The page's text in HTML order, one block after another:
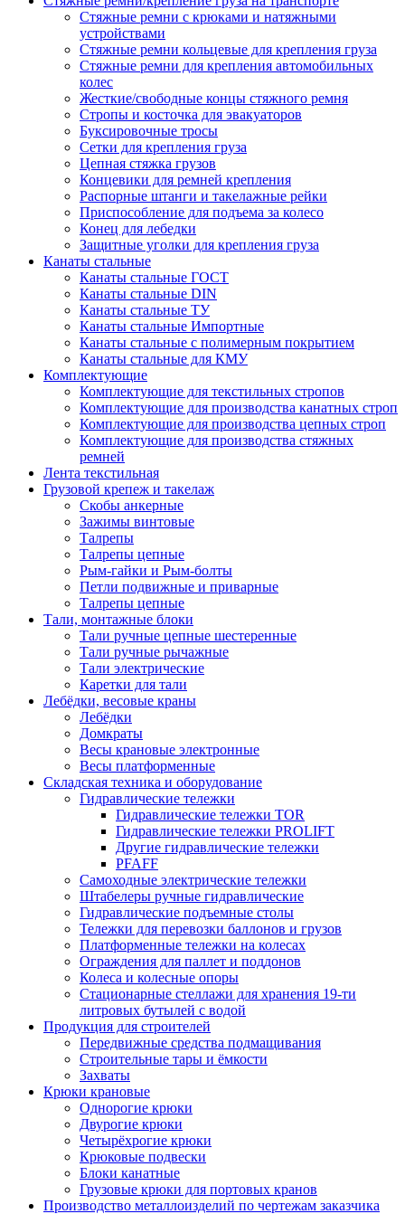
Стяжные ремни с крюками и натяжными
устройствами
Стяжные ремни кольцевые для крепления груза
Стяжные ремни для крепления автомобильных
колес
Жесткие/свободные концы стяжного ремня
Стропы и косточка для эвакуаторов
Буксировочные тросы
Сетки для крепления груза
Цепная стяжка грузов
Концевики для ремней крепления
Распорные штанги и такелажные рейки
Приспособление для подъема за колесо
Конец для лебедки
Защитные уголки для крепления груза
Канаты стальные
Канаты стальные ГОСТ
Канаты стальные DIN
Канаты стальные ТУ
Канаты стальные Импортные
Канаты стальные с полимерным покрытием
Канаты стальные для КМУ
Комплектующие
Комплектующие для текстильных стропов
Комплектующие для производства канатных строп
Комплектующие для производства цепных строп
Комплектующие для производства стяжных
ремней
Лента текстильная
Грузовой крепеж и такелаж
Скобы анкерные
Зажимы винтовые
Талрепы
Талрепы цепные
Рым-гайки и Рым-болты
Петли подвижные и приварные
Талрепы цепные
Тали, монтажные блоки
Тали ручные цепные шестеренные
Тали ручные рычажные
Тали электрические
Каретки для тали
Лебёдки, весовые краны
Лебёдки
Домкраты
Весы крановые электронные
Весы платформенные
Складская техника и оборудование
Гидравлические тележки
Гидравлические тележки TOR
Гидравлические тележки PROLIFT
Другие гидравлические тележки
PFAFF
Самоходные электрические тележки
Штабелеры ручные гидравлические
Гидравлические подъемные столы
Тележки для перевозки баллонов и грузов
Платформенные тележки на колесах
Ограждения для паллет и поддонов
Колеса и колесные опоры
Стационарные стеллажи для хранения 19-ти
литровых бутылей с водой
Продукция для строителей
Передвижные средства подмащивания
Строительные тары и ёмкости
Захваты
Крюки крановые
Однорогие крюки
Двурогие крюки
Четырёхрогие крюки
Крюковые подвески
Блоки канатные
Грузовые крюки для портовых кранов
Производство металлоизделий по чертежам заказчика